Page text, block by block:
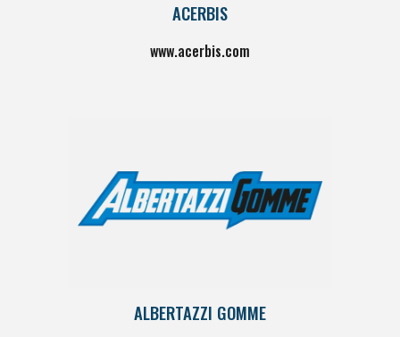
ACERBIS
www.acerbis.com
ALBERTAZZI GOMME